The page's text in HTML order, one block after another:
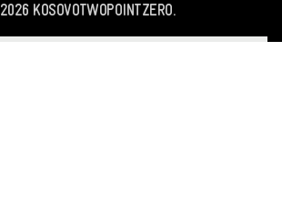
2026KOSOVOTWOPOINTZERO.